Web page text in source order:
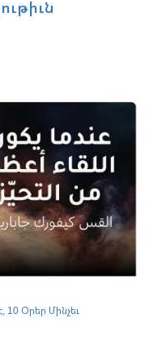
10 Օրեր Մինչեւ